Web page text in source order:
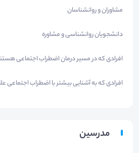
مشاوران و روانشناسان
دانشجویان روانشناسی و مشاوره
افرادی که در مسیر درمان اضطراب اجتماعی
افرادی که به آشنایی بیشتر با اضطراب اجتماعی
مدرسین